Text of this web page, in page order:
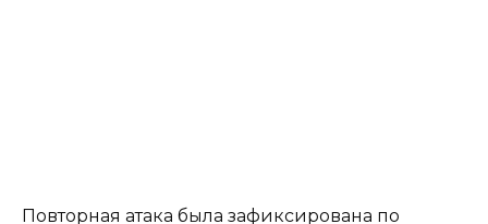
Повторная атака была зафиксирована по